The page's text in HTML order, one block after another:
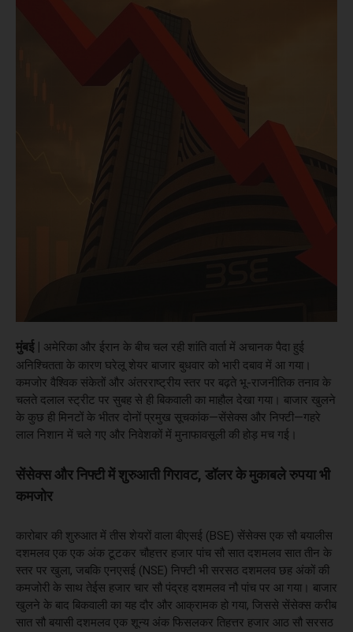
मुंबई |
अमेरिका और ईरान के बीच चल रही शांति वार्ता में अचानक पैदा हुई
अनिश्चितता के कारण घरेलू शेयर बाजार बुधवार को भारी दबाव में आ गया।
कमजोर वैश्विक संकेतों और अंतरराष्ट्रीय स्तर पर बढ़ते भू-राजनीतिक तनाव के
चलते दलाल स्ट्रीट पर सुबह से ही बिकवाली का माहौल देखा गया। बाजार खुलने
के कुछ ही मिनटों के भीतर दोनों प्रमुख सूचकांक—सेंसेक्स और निफ्टी—गहरे
लाल निशान में चले गए और निवेशकों में मुनाफावसूली की होड़ मच गई।
सेंसेक्स और निफ्टी में शुरुआती गिरावट, डॉलर के मुकाबले रुपया भी
कमजोर
कारोबार की शुरुआत में तीस शेयरों वाला बीएसई (BSE) सेंसेक्स एक सौ बयालीस
दशमलव एक एक अंक टूटकर चौहत्तर हजार पांच सौ सात दशमलव सात तीन के
स्तर पर खुला, जबकि एनएसई (NSE) निफ्टी भी सरसठ दशमलव छह अंकों की
कमजोरी के साथ तेईस हजार चार सौ पंद्रह दशमलव नौ पांच पर आ गया। बाजार
खुलने के बाद बिकवाली का यह दौर और आक्रामक हो गया, जिससे सेंसेक्स करीब
सात सौ बयासी दशमलव एक शून्य अंक फिसलकर तिहत्तर हजार आठ सौ सरसठ